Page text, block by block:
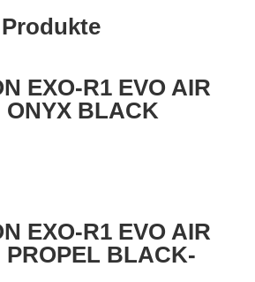
EXO-R1 EVO AIR
ONYX BLACK
EXO-R1 EVO AIR
PROPEL BLACK-